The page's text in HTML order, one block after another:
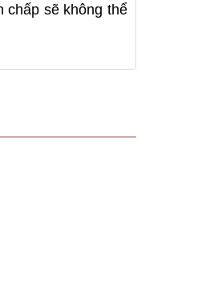
chấp sẽ không thể